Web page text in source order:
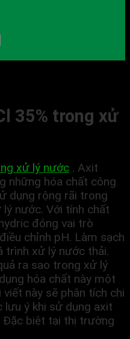
35% trong xử
xử lý nước . Axit
những hóa chất công
dụng rộng rãi trong
nước. Với tính chất
đóng vai trò
chỉnh pH. Làm sạch
trình xử lý nước thải.
ra sao trong xử lý
hóa chất này một
này sẽ phân tích chi
lưu ý khi sử dụng axit
biệt tại thị trường